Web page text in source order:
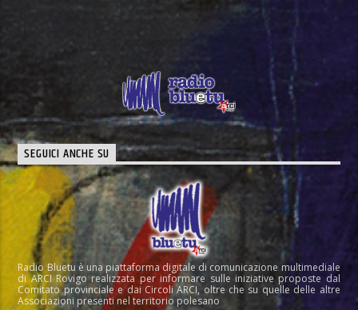
SEGUICI ANCHE SU
Radio Bluetu è una piattaforma digitale di comunicazione multimediale
di ARCI Rovigo realizzata per informare sulle iniziative proposte dal
Comitato provinciale e dai Circoli ARCI, oltre che su quelle delle altre
Associazioni presenti nel territorio polesano